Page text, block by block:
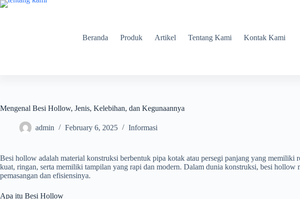
Beranda Produk Artikel Tentang Kami Kontak Kami
Mengenal Besi Hollow, Jenis, Kelebihan, dan Kegunaannya
admin February 6, 2025 Informasi
Besi hollow adalah material konstruksi berbentuk pipa kotak atau persegi panjang yang
kuat, ringan, serta memiliki tampilan yang rapi dan modern. Dalam dunia konstruksi, besi
pemasangan dan efisiensinya.
Apa itu Besi Hollow